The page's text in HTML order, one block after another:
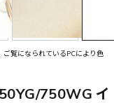
覧になられているPCにより色
750WG イ